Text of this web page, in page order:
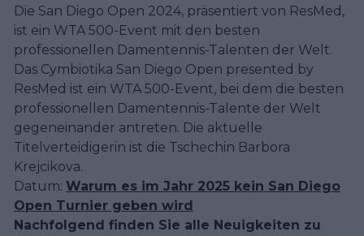
Die San Diego Open 2024, präsentiert von ResMed,
ist ein WTA 500-Event mit den besten
professionellen Damentennis-Talenten der Welt.
Das Cymbiotika San Diego Open presented by
ResMed ist ein WTA 500-Event, bei dem die besten
professionellen Damentennis-Talente der Welt
gegeneinander antreten. Die aktuelle
Titelverteidigerin ist die Tschechin Barbora
Krejcikova.
Datum: Warum es im Jahr 2025 kein San Diego
Open Turnier geben wird
Nachfolgend finden Sie alle Neuigkeiten zu